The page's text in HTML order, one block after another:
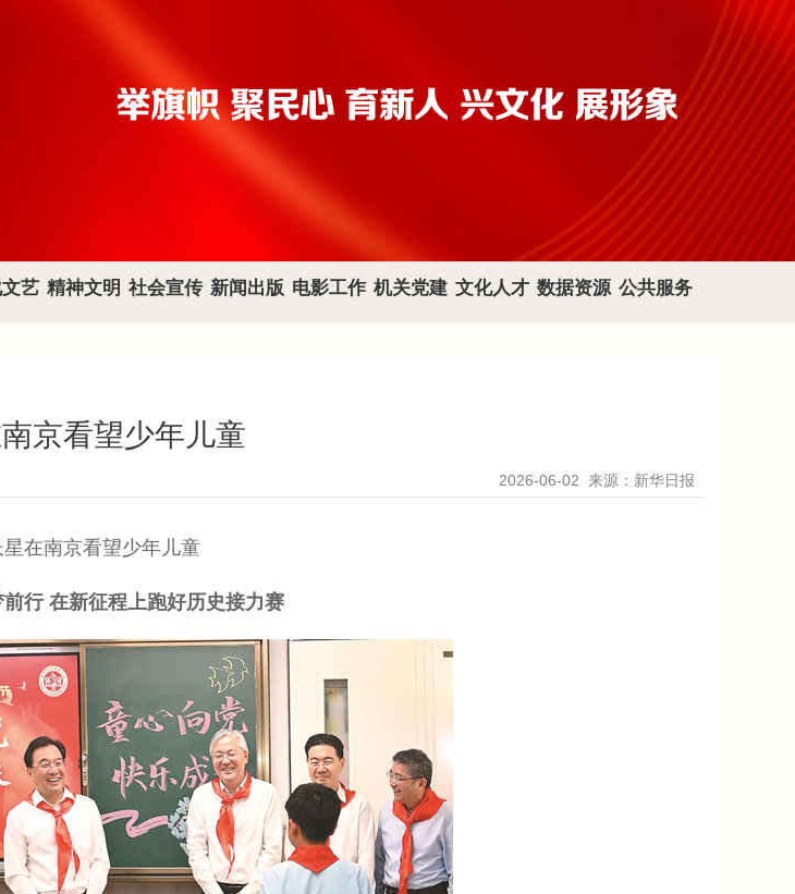
艺 精神文明 社会宣传 新闻出版 电影工作 机关党建 文化人才 数据资源 公共服务
京看望少年儿童
2026-06-02 来源：新华日报
南京看望少年儿童
在新征程上跑好历史接力赛